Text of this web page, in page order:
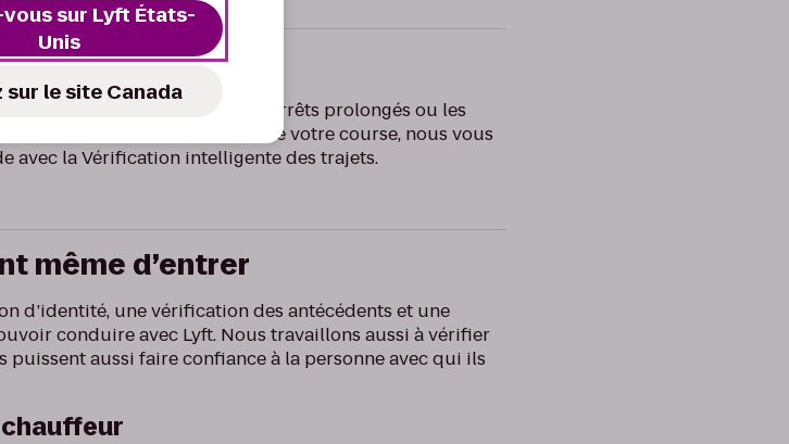
inhabituelles, comme les arrêts prolongés ou les
chose d'anormal à propos de votre course, nous vous
avec la Vérification intelligente des trajets.
même d’entrer
d’identité, une vérification des antécédents et une
conduire avec Lyft. Nous travaillons aussi à vérifier
aussi faire confiance à la personne avec qui ils
vous sur Lyft États-
Unis
sur le site Canada